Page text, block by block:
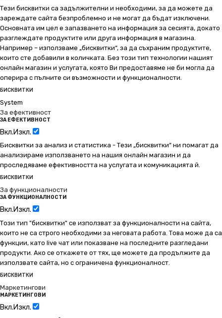
Тези бисквитки са задължителни и необходими, за да можете да
зареждате сайта безпроблемно и не могат да бъдат изключени.
Основната им цел е запазването на информация за сесията, докато
разглеждате продуктите или друга информация в магазина.
Например – използваме „бисквитки“, за да съхраним продуктите,
които сте добавили в количката. Без този тип технологии нашият
онлайн магазин и услугата, която Ви предоставяме не би могла да
оперира с пълните си възможности и функционалности.
БИСКВИТКИ
System
За ефективност
ЗА ЕФЕКТИВНОСТ
Вкл.Изкл.
Бисквитки за анализ и статистика - Тези „бисквитки“ ни помагат да
анализираме използването на нашия онлайн магазин и да
проследяваме ефективността на услугата и комуникацията й.
БИСКВИТКИ
За функционалности
ЗА ФУНКЦИОНАЛНОСТИ
Вкл.Изкл.
Този тип "бисквитки" се използват за функционалности на сайта,
които не са строго необходими за неговата работа. Това може да са
функции, като live чат или показване на последните разгледани
продукти. Ако се откажете от тях, ще можете да продължите да
използвате сайта, но с ограничена функционалност.
БИСКВИТКИ
Маркетингови
МАРКЕТИНГОВИ
Вкл.Изкл.